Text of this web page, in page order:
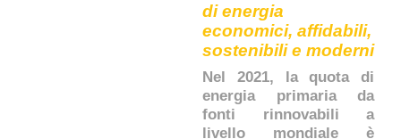
di energia
economici, affidabili,
sostenibili e moderni
Nel 2021, la quota di
energia primaria da
fonti rinnovabili a
livello mondiale è